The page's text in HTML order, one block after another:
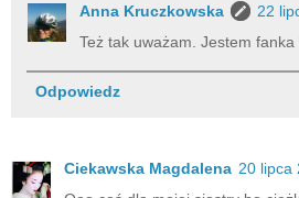
Anna Kruczkowska
22
Też tak uważam. Jestem
Odpowiedz
Ciekawska Magdalena 20 lipca